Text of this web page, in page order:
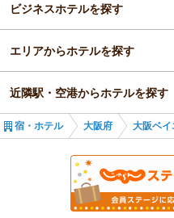
ビジネスホテルを探す
大阪府
大阪ベイエリア
天保山・南港・住之江
エリアからホテルを探す
大阪府
大阪ベイエリア
天保山・南港・住之江
近隣駅・空港からホテルを探す
大正駅
ドーム前駅
宿・ホテル 大阪府 大阪ベイ